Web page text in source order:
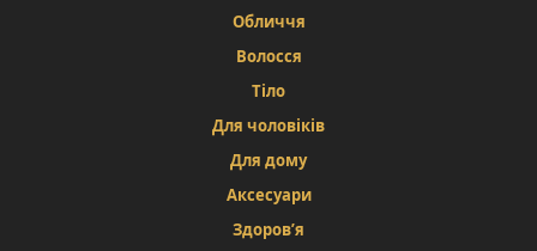
Обличчя
Волосся
Тіло
Для чоловіків
Для дому
Аксесуари
Здоров’я